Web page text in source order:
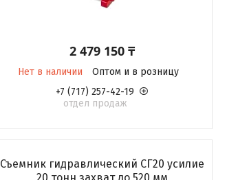
2 479 150 ₸
Нет в наличии
Оптом и в розницу
+7 (717) 257-42-19
отдел продаж
Съемник гидравлический СГ20 усилие